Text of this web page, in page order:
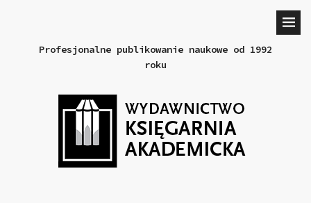
Profesjonalne publikowanie naukowe od 1992
roku